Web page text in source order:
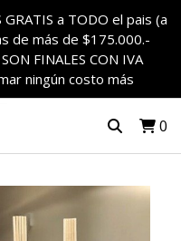
a TODO el pais (a
de más de $175.000.-
FINALES CON IVA
ningún costo más
0